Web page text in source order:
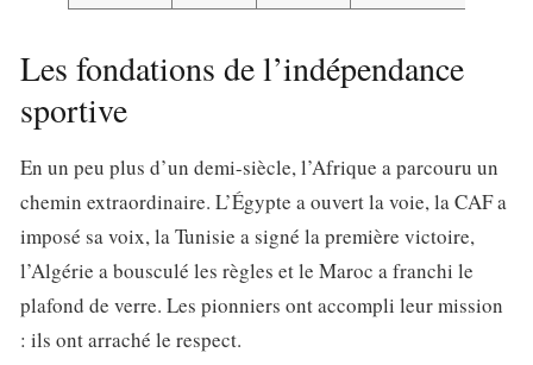
Les fondations de l’indépendance
sportive
En un peu plus d’un demi-siècle, l’Afrique a parcouru un
chemin extraordinaire. L’Égypte a ouvert la voie, la CAF a
imposé sa voix, la Tunisie a signé la première victoire,
l’Algérie a bousculé les règles et le Maroc a franchi le
plafond de verre. Les pionniers ont accompli leur mission
: ils ont arraché le respect.